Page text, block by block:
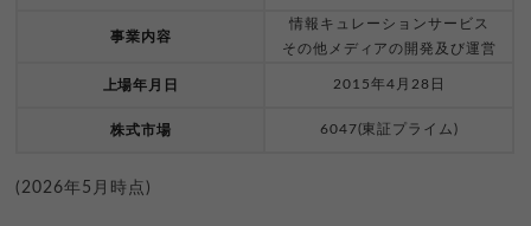
事業内容
情報キュレーションサービス
その他メディアの開発及び運営
上場年月日 2015年4月28日
株式市場 6047(東証プライム)
(2026年5月時点)